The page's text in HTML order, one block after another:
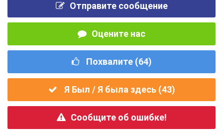
Отправите сообщение
Оцените нас
Похвалите (64)
Я Был / Я была здесь (43)
Сообщите об ошибке!